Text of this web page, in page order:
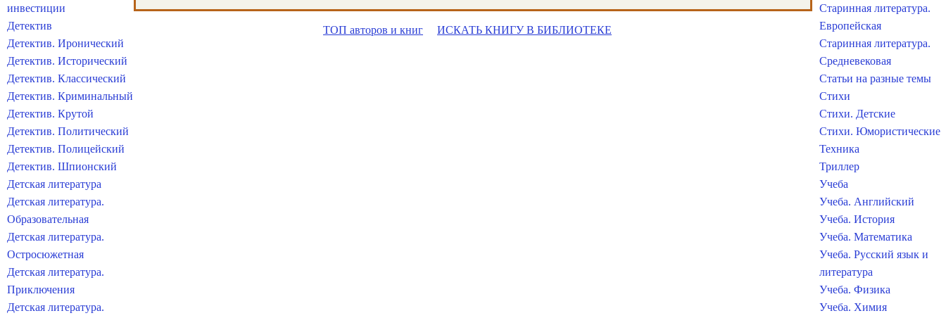
ТОП авторов и книг ИСКАТЬ КНИГУ В БИБЛИОТЕКЕ
инвестиции
Детектив
Детектив. Иронический
Детектив. Исторический
Детектив. Классический
Детектив. Криминальный
Детектив. Крутой
Детектив. Политический
Детектив. Полицейский
Детектив. Шпионский
Детская литература
Детская литература.
Образовательная
Детская литература.
Остросюжетная
Детская литература.
Приключения
Детская литература.
Старинная литература.
Европейская
Старинная литература.
Средневековая
Статьи на разные темы
Стихи
Стихи. Детские
Стихи. Юмористические
Техника
Триллер
Учеба
Учеба. Английский
Учеба. История
Учеба. Математика
Учеба. Русский язык и
литература
Учеба. Физика
Учеба. Химия